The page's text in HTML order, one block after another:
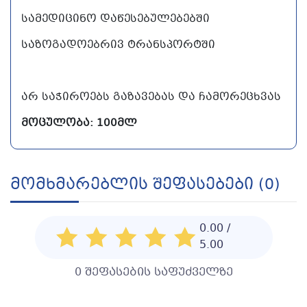
სამედიცინო დაწესებულებებში
საზოგადოებრივ ტრანსპორტში
არ საჭიროებს გაზავებას და ჩამორეცხვას
მოცულობა: 100მლ
Მომხმარებლის Შეფასებები (0)
0.00 /
5.00
0 შეფასების საფუძველზე